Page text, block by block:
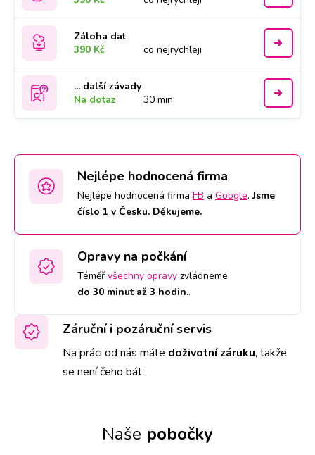
Záloha dat
390 Kč
co nejrychleji
... další závady
Na dotaz
30 min
Nejlépe hodnocená firma
Nejlépe hodnocená firma FB a Google.Jsme
číslo 1 v Česku. Děkujeme.
Opravy na počkání
Téměř všechny opravy zvládneme
do 30 minut až 3 hodin..
Záruční i pozáruční servis
Na práci od nás máte doživotní záruku, takže
se není čeho bát.
Naše pobočky